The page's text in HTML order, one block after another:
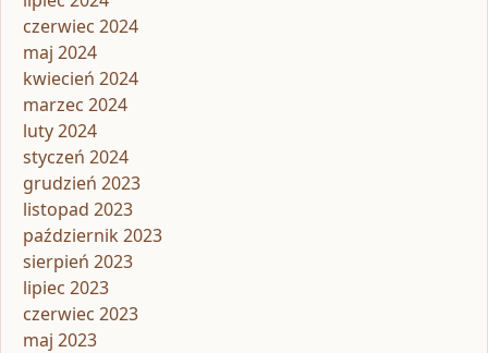
czerwiec 2024
maj 2024
kwiecień 2024
marzec 2024
luty 2024
styczeń 2024
grudzień 2023
listopad 2023
październik 2023
sierpień 2023
lipiec 2023
czerwiec 2023
maj 2023